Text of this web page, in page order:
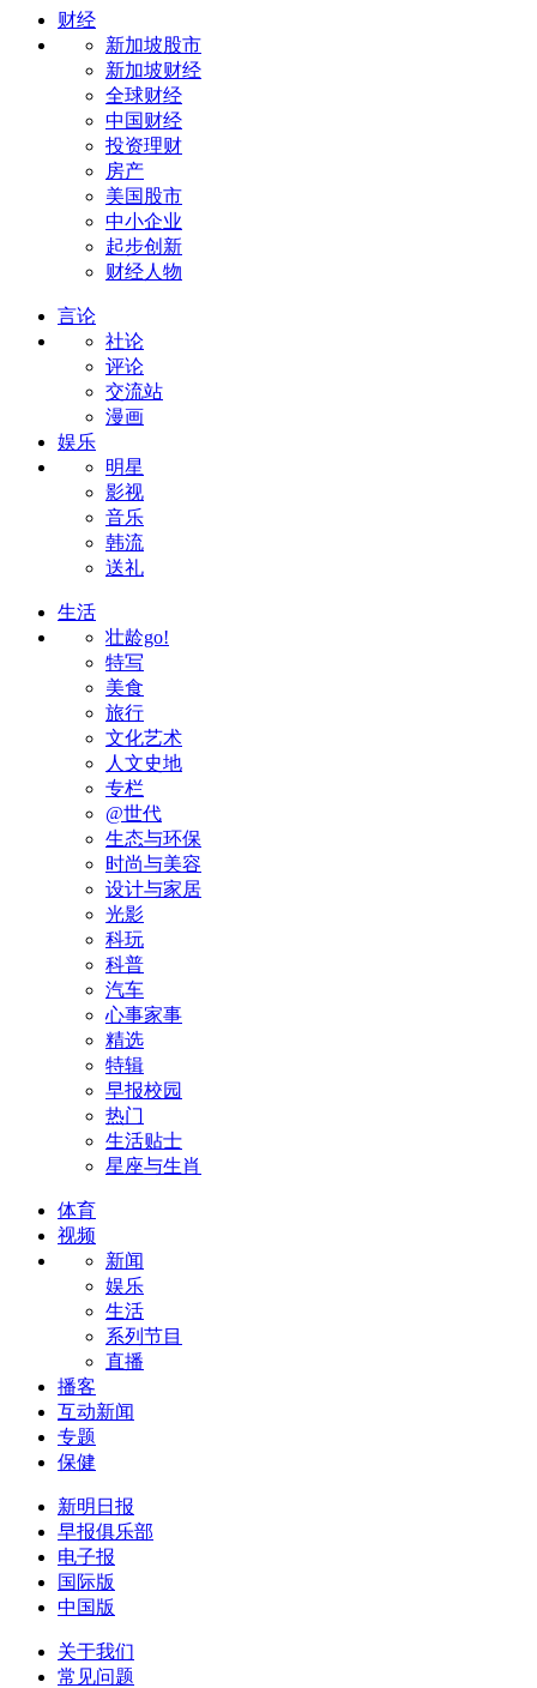
财经
新加坡股市
新加坡财经
全球财经
中国财经
投资理财
房产
美国股市
中小企业
起步创新
财经人物
言论
社论
评论
交流站
漫画
娱乐
明星
影视
音乐
韩流
送礼
生活
壮龄go!
特写
美食
旅行
文化艺术
人文史地
专栏
@世代
生态与环保
时尚与美容
设计与家居
光影
科玩
科普
汽车
心事家事
精选
特辑
早报校园
热门
生活贴士
星座与生肖
体育
视频
新闻
娱乐
生活
系列节目
直播
播客
互动新闻
专题
保健
新明日报
早报俱乐部
电子报
国际版
中国版
关于我们
常见问题